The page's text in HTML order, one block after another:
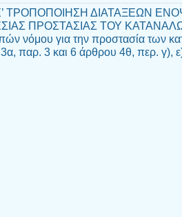
ΤΡΟΠΟΠΟΙΗΣΗ ΔΙΑΤΑΞΕΩΝ
ΠΡΟΣΤΑΣΙΑΣ ΤΟΥ
νόμου για την προστασία των
παρ. 3 και 6 άρθρου 4θ, περ. γ),